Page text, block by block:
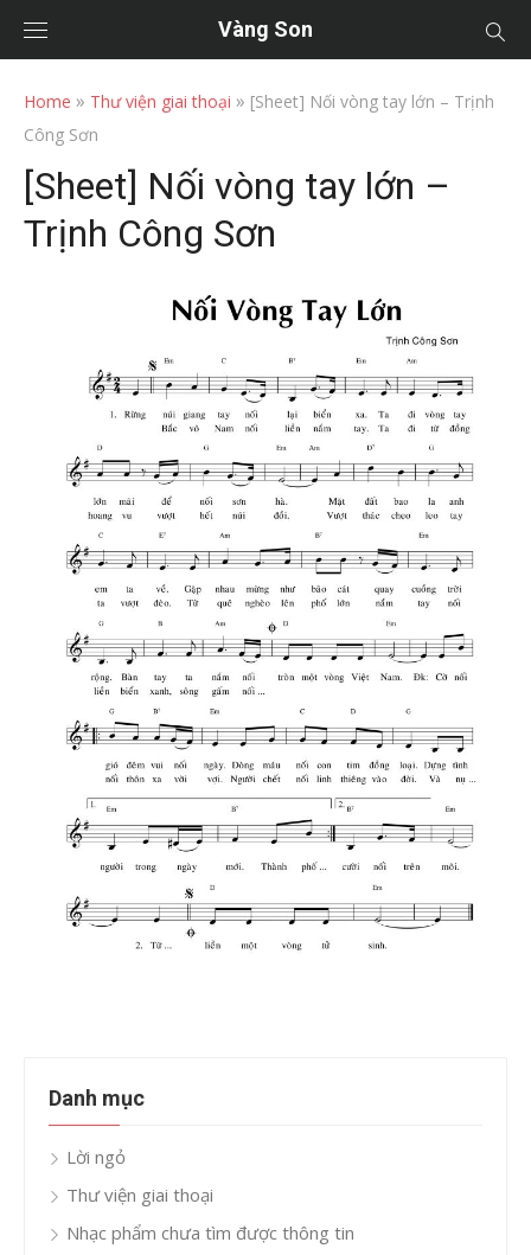
Vàng Son
Home » Thư viện giai thoại » [Sheet] Nối vòng tay lớn – Trịnh
Công Sơn
[Sheet] Nối vòng tay lớn –
Trịnh Công Sơn
Danh mục
Lời ngỏ
Thư viện giai thoại
Nhạc phẩm chưa tìm được thông tin